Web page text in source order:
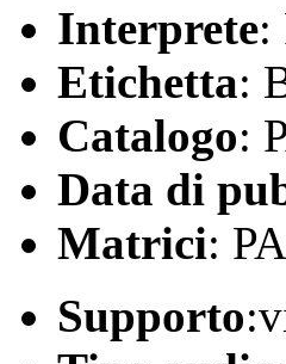
Interprete:
Etichetta:
Catalogo:
Data di
Matrici:
Supporto